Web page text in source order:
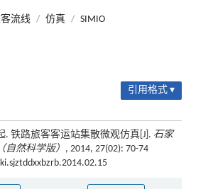
流线 / 仿真 / SIMIO
引用格式 ▾
. 铁路旅客客运站集散微观仿真[J]. 石家
然科学版） , 2014, 27(02): 70-74